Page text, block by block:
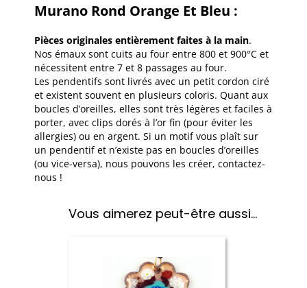
Murano Rond Orange Et Bleu :
Pièces originales entièrement faites à la main.
Nos émaux sont cuits au four entre 800 et 900°C et
nécessitent entre 7 et 8 passages au four.
Les pendentifs sont livrés avec un petit cordon ciré
et existent souvent en plusieurs coloris. Quant aux
boucles d’oreilles, elles sont très légères et faciles à
porter, avec clips dorés à l’or fin (pour éviter les
allergies) ou en argent. Si un motif vous plaît sur
un pendentif et n’existe pas en boucles d’oreilles
(ou vice-versa), nous pouvons les créer, contactez-
nous !
Vous aimerez peut-être aussi…